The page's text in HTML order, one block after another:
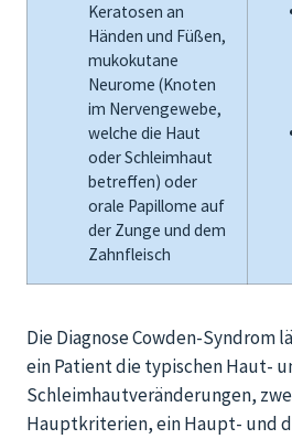
Keratosen an
Händen und Füßen,
mukokutane
Neurome (Knoten
im Nervengewebe,
welche die Haut
oder Schleimhaut
betreffen) oder
orale Papillome auf
der Zunge und dem
Zahnfleisch
Die DiagnoseCowden-Syndrom
ein Patient dietypischen Haut-
Schleimhautveränderungen,
Hauptkriterien, ein Haupt- und